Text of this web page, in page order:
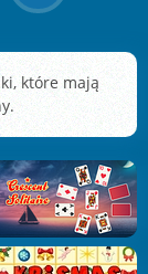
które mają